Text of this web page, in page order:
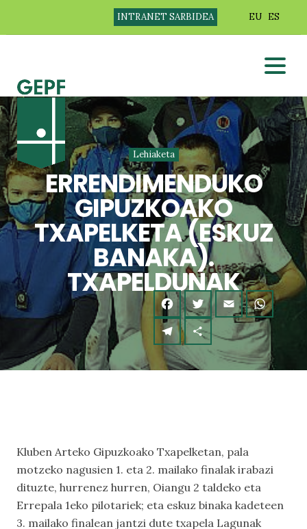
INTRANET SARBIDEA EU ES
Lehiaketa
ERRENDIMENDUKO
GIPUZKOAKO
TXAPELKETA (ESKUZ
BANAKA).
TXAPELDUNAK
Kluben Arteko Gipuzkoako Txapelketan, pala
motzeko nagusien 1. eta 2. mailako finalak irabazi
dituzte, hurrenez hurren, Oiangu 2 taldeko eta
Errepala 1eko pilotariek; eta eskuz binaka kadeteen
3. mailako finalean jantzi dute txapela Lagunak